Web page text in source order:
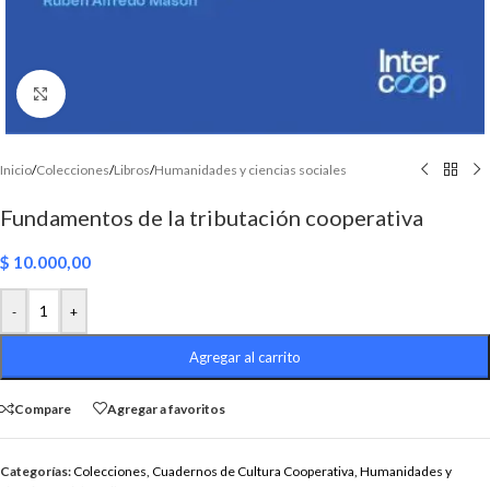
Click to enlarge
Inicio/Colecciones/Libros/Humanidades y ciencias sociales
Fundamentos de la tributación cooperativa
$ 10.000,00
- +
Agregar al carrito
Compare Agregar a favoritos
Categorías:Colecciones, Cuadernos de Cultura Cooperativa, Humanidades y